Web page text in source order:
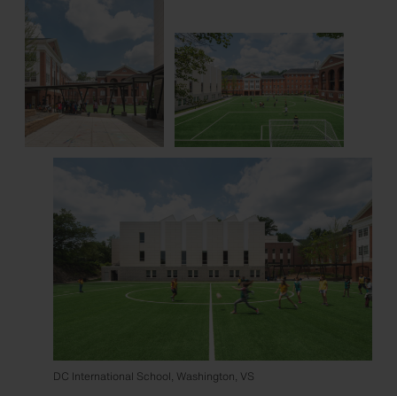
DC International School, Washington, VS